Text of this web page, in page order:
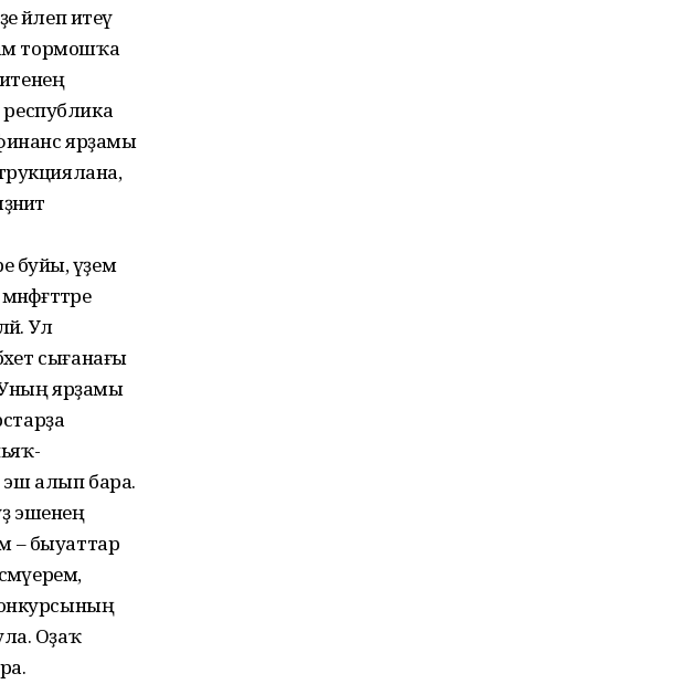
йәлеп итеү
тормошҡа
республика
ярҙамы
буйы, әүҙем
Ул
сығанағы
Уның ярҙамы
алып бара.
эшенең
– быуаттар
Оҙаҡ